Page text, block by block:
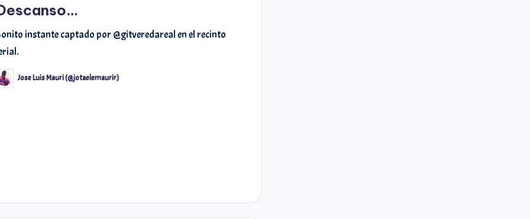
instante captado por @gitveredareal en el recinto
Jose Luis Mauri (@jotaelemaurir)